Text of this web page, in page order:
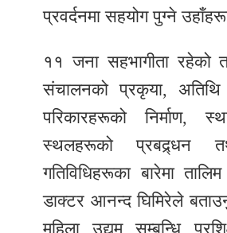
प्रवर्दनमा सहयोग पुग्ने
११ जना सहभागीता रहेको
संचालनको प्रकृया, अतिथि
परिकारहरूको निर्माण,
स्थलहरूको प्रबद्र्धन
गतिविधिहरूका बारेमा
डाक्टर आनन्द घिमिरेले
महिला उद्यम सम्बन्धि